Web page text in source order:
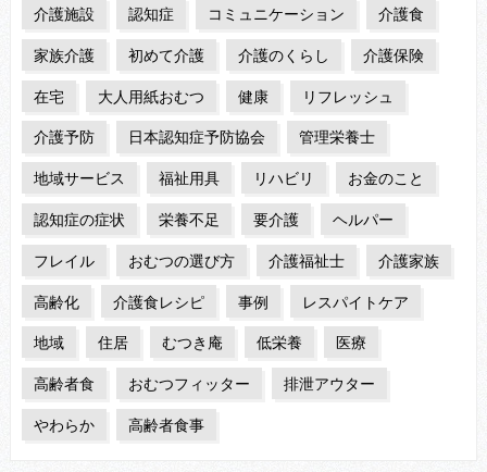
介護施設 認知症 コミュニケーション 介護食
家族介護 初めて介護 介護のくらし 介護保険
在宅 大人用紙おむつ 健康 リフレッシュ
介護予防 日本認知症予防協会 管理栄養士
地域サービス 福祉用具 リハビリ お金のこと
認知症の症状 栄養不足 要介護 ヘルパー
フレイル おむつの選び方 介護福祉士 介護家族
高齢化 介護食レシピ 事例 レスパイトケア
地域 住居 むつき庵 低栄養 医療
高齢者食 おむつフィッター 排泄アウター
やわらか 高齢者食事